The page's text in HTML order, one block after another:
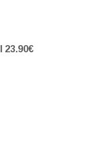
23.90€